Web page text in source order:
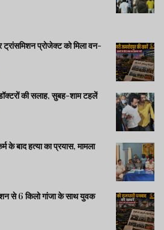
प्रोजेक्ट को मिला वन-
की सलाह, सुबह-शाम टहलें
बाद हत्या का प्रयास, मामला
से 6 किलो गांजा के साथ युवक